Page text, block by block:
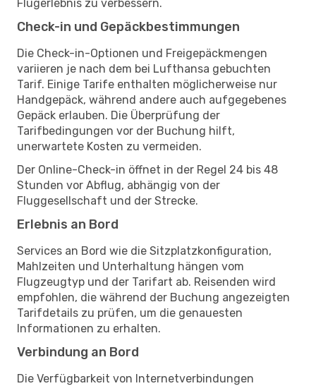
Flugerlebnis zu verbessern.
Check-in und Gepäckbestimmungen
Die Check-in-Optionen und Freigepäckmengen
variieren je nach dem bei Lufthansa gebuchten
Tarif. Einige Tarife enthalten möglicherweise nur
Handgepäck, während andere auch aufgegebenes
Gepäck erlauben. Die Überprüfung der
Tarifbedingungen vor der Buchung hilft,
unerwartete Kosten zu vermeiden.
Der Online-Check-in öffnet in der Regel 24 bis 48
Stunden vor Abflug, abhängig von der
Fluggesellschaft und der Strecke.
Erlebnis an Bord
Services an Bord wie die Sitzplatzkonfiguration,
Mahlzeiten und Unterhaltung hängen vom
Flugzeugtyp und der Tarifart ab. Reisenden wird
empfohlen, die während der Buchung angezeigten
Tarifdetails zu prüfen, um die genauesten
Informationen zu erhalten.
Verbindung an Bord
Die Verfügbarkeit von Internetverbindungen